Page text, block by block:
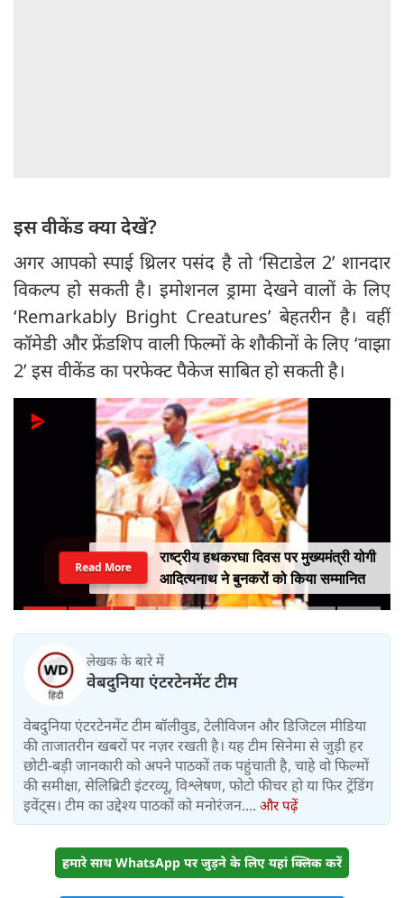
इस वीकेंड क्या देखें?
अगर आपको स्पाई थ्रिलर पसंद है तो ‘सिटाडेल 2’ शानदार
विकल्प हो सकती है। इमोशनल ड्रामा देखने वालों के लिए
‘Remarkably Bright Creatures’ बेहतरीन है। वहीं
कॉमेडी और फ्रेंडशिप वाली फिल्मों के शौकीनों के लिए ‘वाझा
2’ इस वीकेंड का परफेक्ट पैकेज साबित हो सकती है।
राष्ट्रीय हथकरघा दिवस पर मुख्यमंत्री योगी
आदित्यनाथ ने बुनकरों को किया सम्मानित
Read More
लेखक के बारे में
वेबदुनिया एंटरटेनमेंट टीम
वेबदुनिया एंटरटेनमेंट टीम बॉलीवुड, टेलीविजन और डिजिटल मीडिया
की ताजातरीन खबरों पर नज़र रखती है। यह टीम सिनेमा से जुड़ी हर
छोटी-बड़ी जानकारी को अपने पाठकों तक पहुंचाती है, चाहे वो फिल्मों
की समीक्षा, सेलिब्रिटी इंटरव्यू, विश्लेषण, फोटो फीचर हो या फिर ट्रेंडिंग
इवेंट्स। टीम का उद्देश्य पाठकों को मनोरंजन.... और पढ़ें
हमारे साथ WhatsApp पर जुड़ने के लिए यहां क्लिक करें